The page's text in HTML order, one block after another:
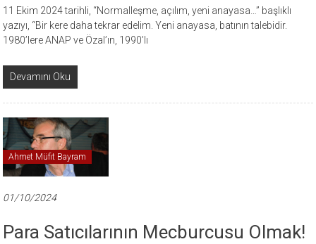
11 Ekim 2024 tarihli, “Normalleşme, açılım, yeni anayasa…” başlıklı
yazıyı, “Bir kere daha tekrar edelim. Yeni anayasa, batının talebidir.
1980’lere ANAP ve Özal’ın, 1990’lı
Devamını Oku
Ahmet Müfit Bayram
01/10/2024
Para Satıcılarının Mecburcusu Olmak!